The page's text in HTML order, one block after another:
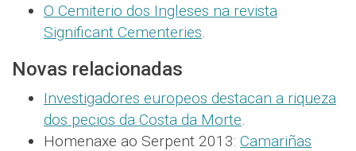
O Cemiterio dos Ingleses na revista
Significant Cementeries.
Novas relacionadas
Investigadores europeos destacan a riqueza
dos pecios da Costa da Morte.
Homenaxe ao Serpent 2013: Camariñas